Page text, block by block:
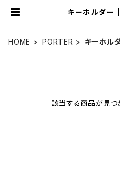
キーホルダ
HOME PORTER キーホル
該当する商品が見つ